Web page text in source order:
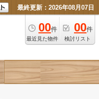
最終更新：2026年08月07日
00件
最近見た物件
00件
検討リスト